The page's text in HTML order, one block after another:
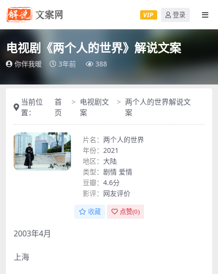
VIP 登录
电视剧《两个人的世界》解说文案
你伴我暖 3年前 388
当前位
置：
首
页
电视剧文
案
两个人的世界解说文
案
片名： 两个人的世界
年份： 2021
地区： 大陆
类型： 剧情 爱情
豆瓣： 4.6分
影评： 网友评价
收藏 点赞(0)
2003年4月
上海